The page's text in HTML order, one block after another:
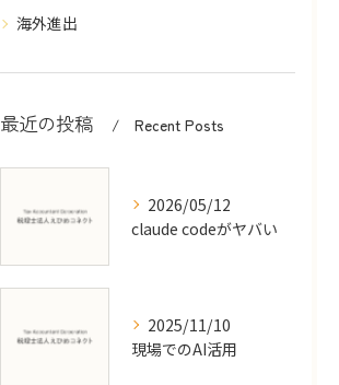
海外進出
最近の投稿 Recent Posts
2026/05/12
claude codeがヤバい
2025/11/10
現場でのAI活用